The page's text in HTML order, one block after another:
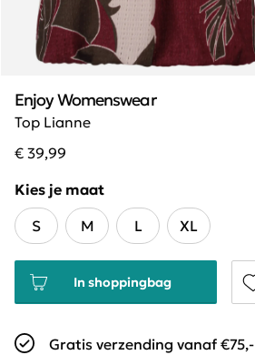
Top Lianne
Enjoy Womenswear
€ 39,99
Kies je maat
S
M L XL
In shoppingbag
Gratis verzending vanaf €75,-